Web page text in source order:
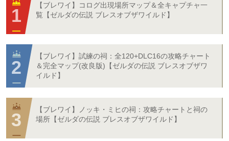
【ブレワイ】コログ出現場所マップ＆全キャプチャ一
覧【ゼルダの伝説 ブレスオブザワイルド】
【ブレワイ】試練の祠：全120+DLC16の攻略チャート
＆完全マップ(改良版)【ゼルダの伝説 ブレスオブザワ
イルド】
【ブレワイ】ノッキ・ミヒの祠：攻略チャートと祠の
場所【ゼルダの伝説 ブレスオブザワイルド】